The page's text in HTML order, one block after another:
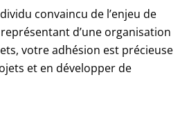
convaincu de l’enjeu de
d’une organisation
votre adhésion est précieuse
et en développer de